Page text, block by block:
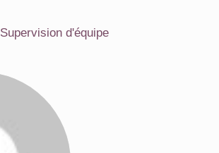
Supervision d'équipe